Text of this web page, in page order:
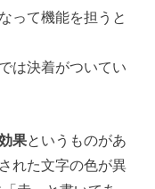
って機能を担うと
は決着がついてい
果というものがあ
れた文字の色が異